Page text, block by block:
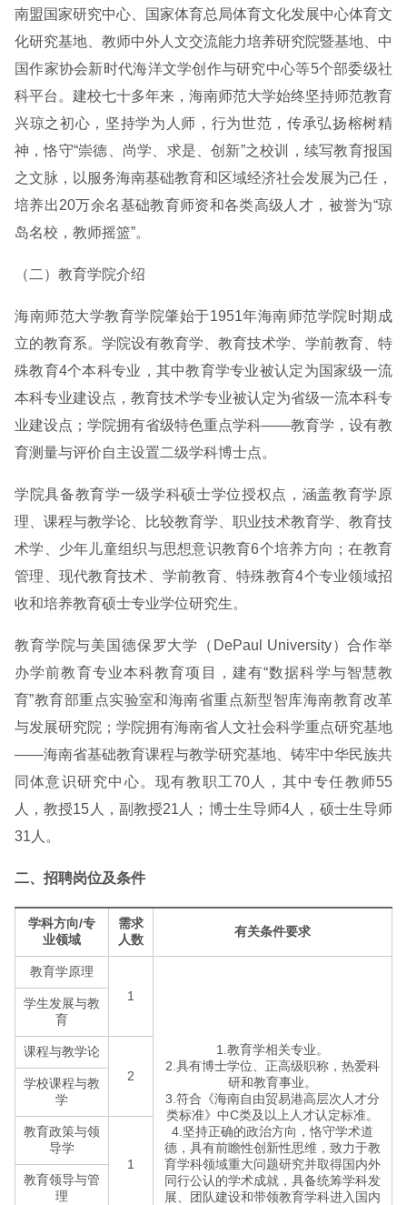
南盟国家研究中心、国家体育总局体育文化发展中心体育文
化研究基地、教师中外人文交流能力培养研究院暨基地、中
国作家协会新时代海洋文学创作与研究中心等5个部委级社
科平台。建校七十多年来，海南师范大学始终坚持师范教育
兴琼之初心，坚持学为人师，行为世范，传承弘扬榕树精
神，恪守“崇德、尚学、求是、创新”之校训，续写教育报国
之文脉，以服务海南基础教育和区域经济社会发展为己任，
培养出20万余名基础教育师资和各类高级人才，被誉为“琼
岛名校，教师摇篮”。
（二）教育学院介绍
海南师范大学教育学院肇始于1951年海南师范学院时期成
立的教育系。学院设有教育学、教育技术学、学前教育、特
殊教育4个本科专业，其中教育学专业被认定为国家级一流
本科专业建设点，教育技术学专业被认定为省级一流本科专
业建设点；学院拥有省级特色重点学科——教育学，设有教
育测量与评价自主设置二级学科博士点。
学院具备教育学一级学科硕士学位授权点，涵盖教育学原
理、课程与教学论、比较教育学、职业技术教育学、教育技
术学、少年儿童组织与思想意识教育6个培养方向；在教育
管理、现代教育技术、学前教育、特殊教育4个专业领域招
收和培养教育硕士专业学位研究生。
教育学院与美国德保罗大学（DePaul University）合作举
办学前教育专业本科教育项目，建有“数据科学与智慧教
育”教育部重点实验室和海南省重点新型智库海南教育改革
与发展研究院；学院拥有海南省人文社会科学重点研究基地
——海南省基础教育课程与教学研究基地、铸牢中华民族共
同体意识研究中心。现有教职工70人，其中专任教师55
人，教授15人，副教授21人；博士生导师4人，硕士生导师
31人。
二、招聘岗位及条件
学科方向/专
业领域
需求
人数
有关条件要求
教育学原理
1
1.教育学相关专业。
2.具有博士学位、正高级职称，热爱科
研和教育事业。
3.符合《海南自由贸易港高层次人才分
类标准》中C类及以上人才认定标准。
4.坚持正确的政治方向，恪守学术道
德，具有前瞻性创新性思维，致力于教
育学科领域重大问题研究并取得国内外
同行公认的学术成就，具备统筹学科发
展、团队建设和带领教育学科进入国内
学生发展与教
育
课程与教学论
2
学校课程与教
学
教育政策与领
导学
1
教育领导与管
理